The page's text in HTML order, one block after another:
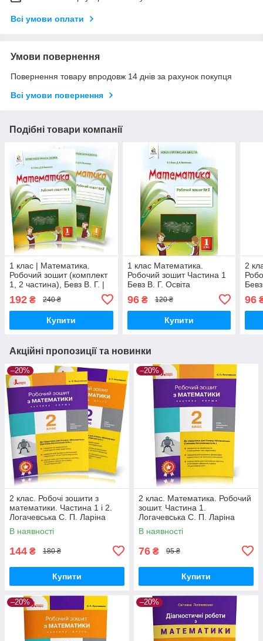
Всі умови оплати
Умови повернення
Повернення товару впродовж 14 днів за рахунок покупця
Всі умови повернення
Подібні товари компанії
1 клас | Математика.
Робочий зошит (комплект
1, 2 частина), Бевз В. Г. |
192 ₴ 240 ₴
Купити
1 клас Математика.
Робочий зошит Частина 1
Бевз В. Г. Освіта
96₴ 120 ₴
Купити
2
96
Акційні пропозиції та новинки
–20%
2 клас. Робочі зошити з
математики. Частина 1 і 2.
Логачевська С. П. Ларіна
О.В., Літера
В наявності
144 ₴ 180 ₴
Купити
–20%
2 клас. Математика. Робочий
зошит. Частина 1.
Логачевська С. П. Ларіна
О.В., Літера
В наявності
76 ₴ 95 ₴
Купити
–20% –20%